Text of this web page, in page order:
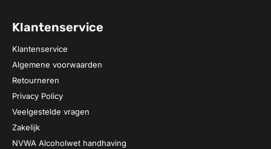
Klantenservice
Klantenservice
Algemene voorwaarden
Retourneren
Privacy Policy
Veelgestelde vragen
Zakelijk
NVWA Alcoholwet handhaving